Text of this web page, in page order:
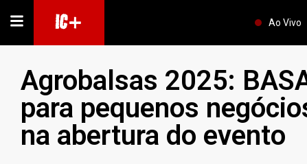
IC+ Ao Vivo
Agrobalsas 2025:
para pequenos
na abertura do evento